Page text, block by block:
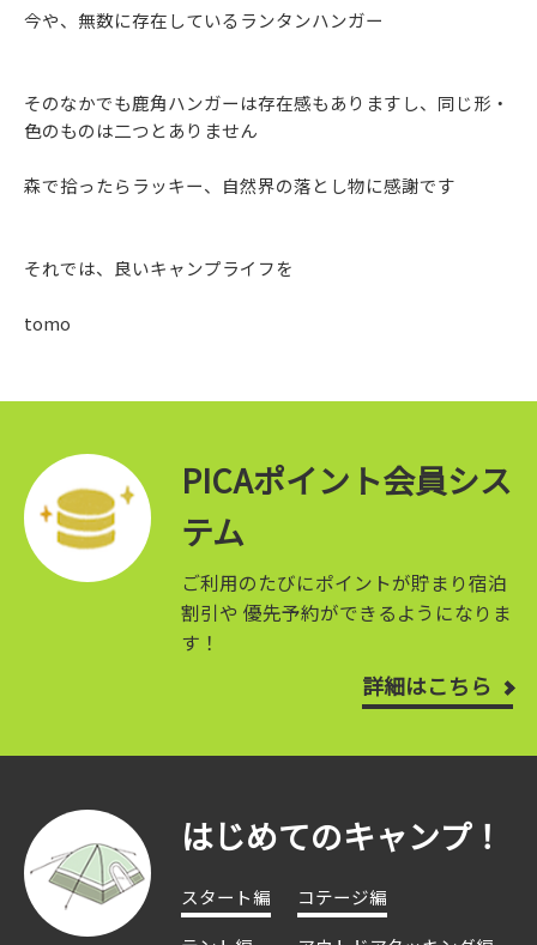
今や、無数に存在しているランタンハンガー
そのなかでも鹿角ハンガーは存在感もありますし、同じ形・
色のものは二つとありません
森で拾ったらラッキー、自然界の落とし物に感謝です
それでは、良いキャンプライフを
tomo
PICAポイント会員シス
テム
ご利用のたびにポイントが貯まり宿泊
割引や 優先予約ができるようになりま
す！
詳細はこちら
はじめてのキャンプ！
スタート編
コテージ編